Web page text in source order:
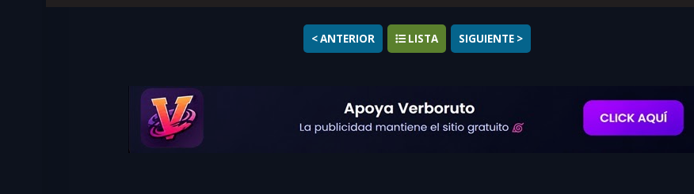
< ANTERIOR LISTA SIGUIENTE >
español en excelente calidad HD. Comparte Boruto anime 173 en en las redes sociales.